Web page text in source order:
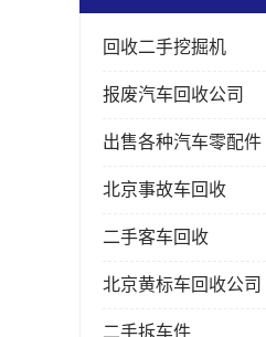
回收二手挖掘机
报废汽车回收公司
出售各种汽车零配件
北京事故车回收
二手客车回收
北京黄标车回收公司
二手拆车件